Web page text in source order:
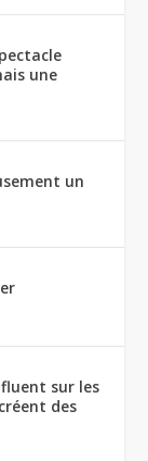
une
un
sur les
des